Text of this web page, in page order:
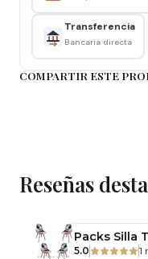
Dormitorio
Pasillo
✔️ Estructura firme
✔️ Estilo industrial
Importante
Transferencia
Bancaria directa
COMPARTIR ESTE
Reseñas
Packs Silla
5.0